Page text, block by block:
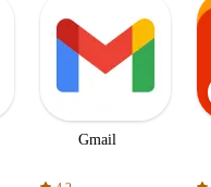
Gmail